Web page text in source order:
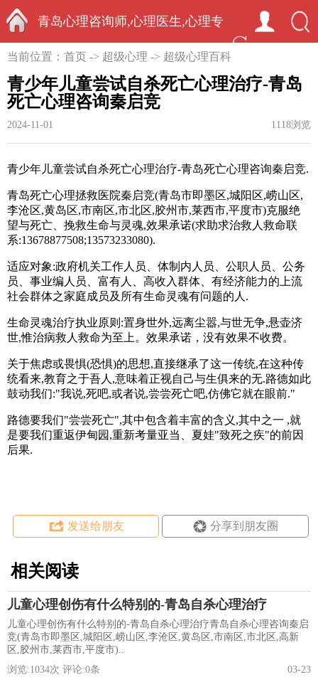
首页
青岛心理咨询师,心理医生,心理专
家-中国心理学家秦启竞
当前位置： 首页 -> 超级心理 -> 超级心理百科
青少年儿童尝试自杀死亡心理治疗-青岛
死亡心理咨询秦启竞
2024-11-01 1118浏览
青少年儿童尝试自杀死亡心理治疗-青岛死亡心理咨询秦启竞.
青岛死亡心理拯救医院秦启竞(青岛市即墨区,城阳区,崂山区,
李沧区,黄岛区,市南区,市北区,胶州市,莱西市,平度市)克服绝
望与死亡、挽救生命与灵魂,效果承诺(求助求治救人救命联
系:13678877508;13573233080).
适应对象:政府机关工作人员、体制内人员、公职人员、公务
员、事业编人员、富有人、高收入群体、有经济能力的上流
社会群体之家庭成员及所有生命灵魂有问题的人.
生命灵魂治疗执业原则:置身世外,远离尘嚣,与世无争,悬壶济
世,惟治病救人救命为至上。效果承诺，没有效果不收费。
关于焦虑或畏惧(恐惧)的思想,直接继承了这一传统,在这种传
统看来,教育之于吾人,意味着正视自己与生俱来的无.路德如此
鼓动我们:"我说,死吧,或者说,尝尝死亡吧,仿佛它就在眼前."
路德要我们"尝尝死亡",其中包含着丰富的含义,其中之一 ,就
是要我们重返伊甸园,重新考量亚当、夏娃"致死之疾"的前因
后果.
发送给朋友 分享到朋友圈
相关阅读
儿童心理创伤有什么特别的-青岛自杀心理治疗
儿童心理创伤有什么特别的-青岛自杀心理治疗青岛自杀心理咨询秦启
竞(青岛市即墨区,城阳区,崂山区,李沧区,黄岛区,市南区,市北区,高新
区,胶州市,莱西市,平度市)..
浏览:1034次 评论:0条 03-23